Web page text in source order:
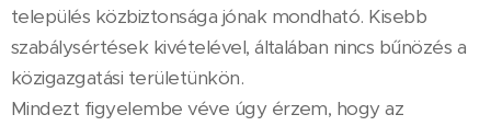
település közbiztonsága jónak mondható. Kisebb
szabálysértések kivételével, általában nincs bűnözés a
közigazgatási területünkön.
Mindezt figyelembe véve úgy érzem, hogy az